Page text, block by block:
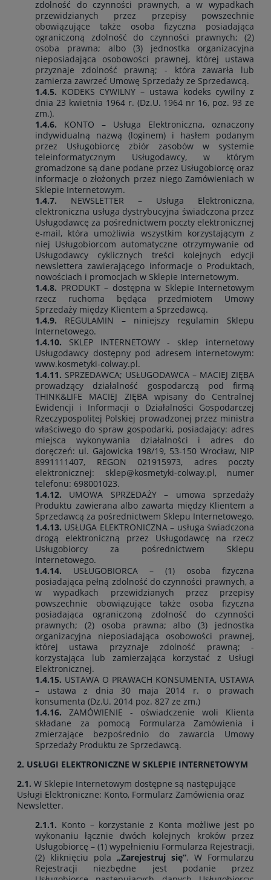
zdolność do czynności prawnych, a w wypadkach
przewidzianych przez przepisy powszechnie
obowiązujące także osoba fizyczna posiadająca
ograniczoną zdolność do czynności prawnych; (2)
osoba prawna; albo (3) jednostka organizacyjna
nieposiadająca osobowości prawnej, której ustawa
przyznaje zdolność prawną; - która zawarła lub
zamierza zawrzeć Umowę Sprzedaży ze Sprzedawcą.
1.4.5. KODEKS CYWILNY – ustawa kodeks cywilny z
dnia 23 kwietnia 1964 r. (Dz.U. 1964 nr 16, poz. 93 ze
zm.).
1.4.6. KONTO – Usługa Elektroniczna, oznaczony
indywidualną nazwą (loginem) i hasłem podanym
przez Usługobiorcę zbiór zasobów w systemie
teleinformatycznym Usługodawcy, w którym
gromadzone są dane podane przez Usługobiorcę oraz
informacje o złożonych przez niego Zamówieniach w
Sklepie Internetowym.
1.4.7. NEWSLETTER – Usługa Elektroniczna,
elektroniczna usługa dystrybucyjna świadczona przez
Usługodawcę za pośrednictwem poczty elektronicznej
e-mail, która umożliwia wszystkim korzystającym z
niej Usługobiorcom automatyczne otrzymywanie od
Usługodawcy cyklicznych treści kolejnych edycji
newslettera zawierającego informacje o Produktach,
nowościach i promocjach w Sklepie Internetowym.
1.4.8. PRODUKT – dostępna w Sklepie Internetowym
rzecz ruchoma będąca przedmiotem Umowy
Sprzedaży między Klientem a Sprzedawcą.
1.4.9. REGULAMIN – niniejszy regulamin Sklepu
Internetowego.
1.4.10. SKLEP INTERNETOWY - sklep internetowy
Usługodawcy dostępny pod adresem internetowym:
www.kosmetyki-colway.pl.
1.4.11. SPRZEDAWCA; USŁUGODAWCA – MACIEJ ZIĘBA
prowadzący działalność gospodarczą pod firmą
THINK&LIFE MACIEJ ZIĘBA wpisany do Centralnej
Ewidencji i Informacji o Działalności Gospodarczej
Rzeczypospolitej Polskiej prowadzonej przez ministra
właściwego do spraw gospodarki, posiadający: adres
miejsca wykonywania działalności i adres do
doręczeń: ul. Gajowicka 198/19, 53-150 Wrocław, NIP
8991111407, REGON 021915973, adres poczty
elektronicznej: sklep@kosmetyki-colway.pl, numer
telefonu: 698001023.
1.4.12. UMOWA SPRZEDAŻY – umowa sprzedaży
Produktu zawierana albo zawarta między Klientem a
Sprzedawcą za pośrednictwem Sklepu Internetowego.
1.4.13. USŁUGA ELEKTRONICZNA – usługa świadczona
drogą elektroniczną przez Usługodawcę na rzecz
Usługobiorcy za pośrednictwem Sklepu
Internetowego.
1.4.14. USŁUGOBIORCA – (1) osoba fizyczna
posiadająca pełną zdolność do czynności prawnych, a
w wypadkach przewidzianych przez przepisy
powszechnie obowiązujące także osoba fizyczna
posiadająca ograniczoną zdolność do czynności
prawnych; (2) osoba prawna; albo (3) jednostka
organizacyjna nieposiadająca osobowości prawnej,
której ustawa przyznaje zdolność prawną; -
korzystająca lub zamierzająca korzystać z Usługi
Elektronicznej.
1.4.15. USTAWA O PRAWACH KONSUMENTA, USTAWA
– ustawa z dnia 30 maja 2014 r. o prawach
konsumenta (Dz.U. 2014 poz. 827 ze zm.)
1.4.16. ZAMÓWIENIE - oświadczenie woli Klienta
składane za pomocą Formularza Zamówienia i
zmierzające bezpośrednio do zawarcia Umowy
Sprzedaży Produktu ze Sprzedawcą.
2. USŁUGI ELEKTRONICZNE W SKLEPIE INTERNETOWYM
2.1. W Sklepie Internetowym dostępne są następujące
Usługi Elektroniczne: Konto, Formularz Zamówienia oraz
Newsletter.
2.1.1. Konto – korzystanie z Konta możliwe jest po
wykonaniu łącznie dwóch kolejnych kroków przez
Usługobiorcę – (1) wypełnieniu Formularza Rejestracji,
(2) kliknięciu pola „Zarejestruj się”. W Formularzu
Rejestracji niezbędne jest podanie przez